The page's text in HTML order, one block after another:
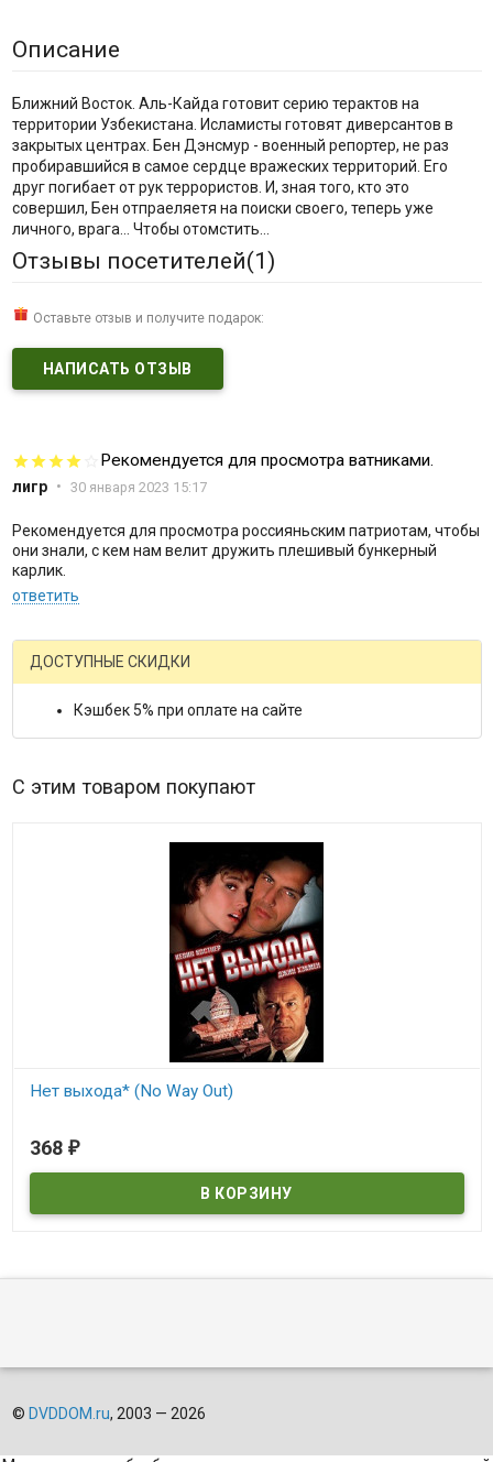
Описание
Ближний Восток. Аль-Кайда готовит серию терактов на
территории Узбекистана. Исламисты готовят диверсантов в
закрытых центрах. Бен Дэнсмур - военный репортер, не раз
пробиравшийся в самое сердце вражеских территорий. Его
друг погибает от рук террористов. И, зная того, кто это
совершил, Бен отпраеляетя на поиски своего, теперь уже
личного, врага... Чтобы отомстить...
Отзывы посетителей(1)
Оставьте отзыв и получите подарок:
НАПИСАТЬ ОТЗЫВ
Рекомендуется для просмотра ватниками.
лигр • 30 января 2023 15:17
Рекомендуется для просмотра россияньским патриотам, чтобы
они знали, с кем нам велит дружить плешивый бункерный
карлик.
ответить
ДОСТУПНЫЕ СКИДКИ
Кэшбек 5% при оплате на сайте
С этим товаром покупают
Нет выхода* (No Way Out)
В наличии
368 ₽
© DVDDOM.ru, 2003 — 2026